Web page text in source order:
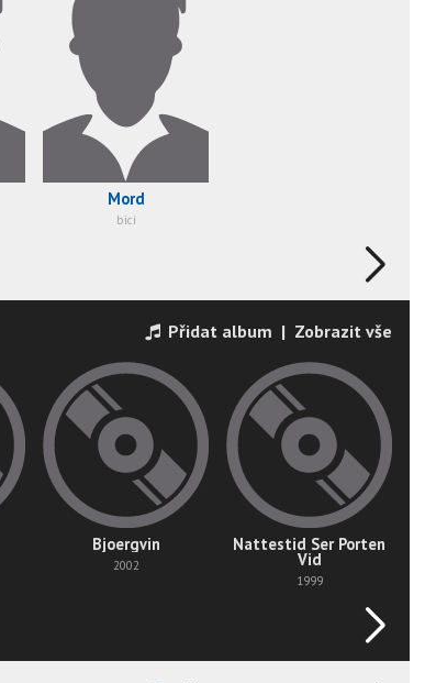
Mord
bicí
Přidat album | Zobrazit vše
Bjoergvin
2002
Nattestid Ser Porten
Vid
1999